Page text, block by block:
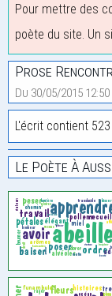
Pour mettre des
poète du site. Un
Prose
Du 30/05/2015 12:50
L'écrit contient
Le Poète À